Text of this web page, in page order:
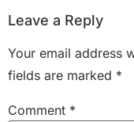
Leave a Reply
Your email address
fields are marked *
Comment *